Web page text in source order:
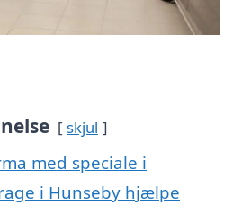
skjul
med speciale i
i Hunseby hjælpe